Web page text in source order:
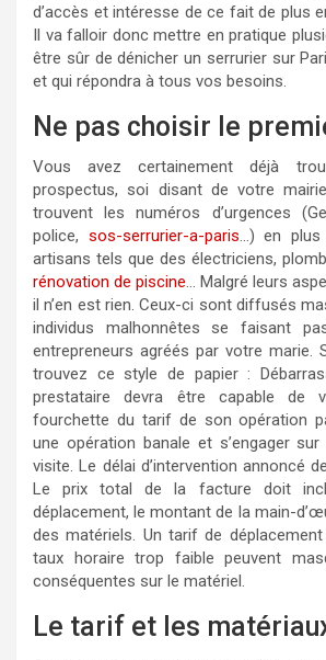
d’accès et intéresse de ce fait de plus
Il va falloir donc mettre en pratique
être sûr de dénicher un serrurier sur
et qui répondra à tous vos besoins.
Ne pas choisir le
Vous avez certainement déjà
prospectus, soi disant de votre
trouvent les numéros d’urgences
police, sos-serrurier-a-paris…) en plus
artisans tels que des électriciens,
rénovation de piscine… Malgré leurs
il n’en est rien. Ceux-ci sont diffusés
individus malhonnêtes se faisant
entrepreneurs agréés par votre marie.
trouvez ce style de papier :
prestataire devra être capable de
fourchette du tarif de son opération
une opération banale et s’engager
visite. Le délai d’intervention annoncé
Le prix total de la facture doit
déplacement, le montant de la main-
des matériels. Un tarif de
taux horaire trop faible peuvent
conséquentes sur le matériel.
Le tarif et les